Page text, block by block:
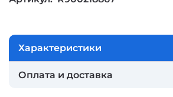
Характеристики
Оплата и доставка